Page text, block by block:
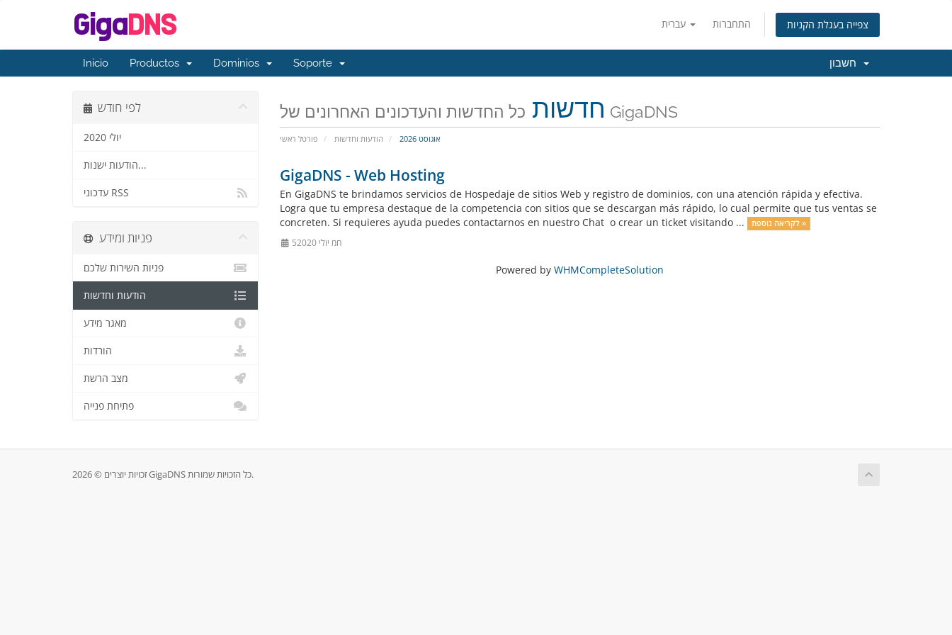
התחברות צפייה בעגלת הקניות
Inicio Productos Dominios Soporte
חדשות כל החדשות והעדכונים האחרונים של GigaDNS
פורטל ראשי הודעות וחדשות אוגוסט 2026
לפי חודש
יולי 2020
הודעות ישנות...
עדכוני RSS
GigaDNS - Web Hosting
En GigaDNS te brindamos servicios de Hospedaje de sitios Web y registro de dominios, con una atención rápida y efectiva.
Logra que tu empresa destaque de la competencia con sitios que se descargan más rápido, lo cual permite que tus ventas se
concreten. Si requieres ayuda puedes contactarnos en nuestro Chat o crear un ticket visitando ...
לקריאה נוספת »
5חמ יולי 2020
Powered by WHMCompleteSolution
פניות ומידע
פניות השירות שלכם
הודעות וחדשות
מאגר מידע
הורדות
מצב הרשת
פתיחת פנייה
זכויות יוצרים © 2026 GigaDNS כל הזכויות שמורות.